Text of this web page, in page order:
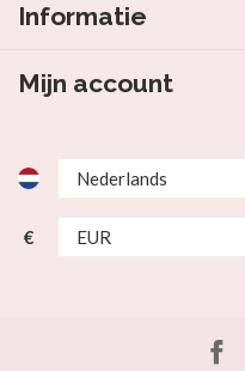
Informatie
Mijn account
€